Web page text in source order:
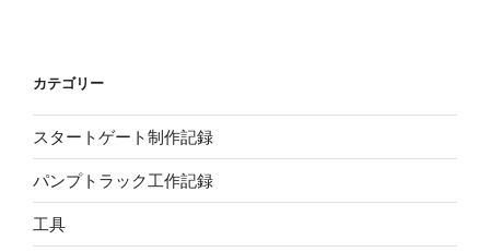
02】
木
材、
な
ど
カテゴリー
スタートゲート制作記録
パンプトラック工作記録
工具